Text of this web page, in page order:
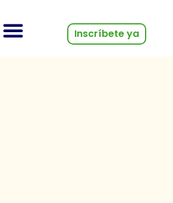
Inscríbete ya